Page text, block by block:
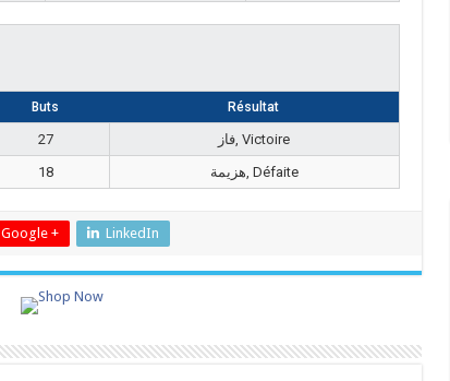
Buts Résultat
27
فاز, Victoire
18 هزيمة, Défaite
Google + LinkedIn